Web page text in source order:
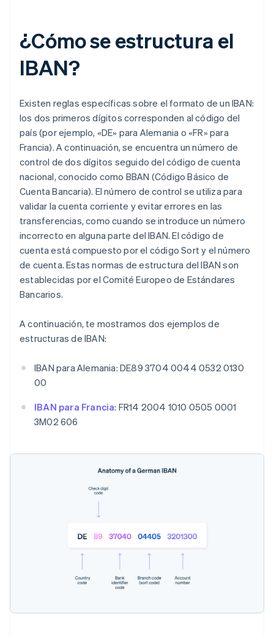
¿Cómo se estructura el
IBAN?
Existen reglas específicas sobre el formato de un IBAN:
los dos primeros dígitos corresponden al código del
país (por ejemplo, «DE» para Alemania o «FR» para
Francia). A continuación, se encuentra un número de
control de dos dígitos seguido del código de cuenta
nacional, conocido como BBAN (Código Básico de
Cuenta Bancaria). El número de control se utiliza para
validar la cuenta corriente y evitar errores en las
transferencias, como cuando se introduce un número
incorrecto en alguna parte del IBAN. El código de
cuenta está compuesto por el código Sort y el número
de cuenta. Estas normas de estructura del IBAN son
establecidas por el Comité Europeo de Estándares
Bancarios.
A continuación, te mostramos dos ejemplos de
estructuras de IBAN:
IBAN para Alemania: DE89 3704 0044 0532 0130
00
IBAN para Francia: FR14 2004 1010 0505 0001
3M02 606